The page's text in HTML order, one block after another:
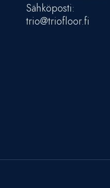
Sähköposti:
trio@triofloor.fi